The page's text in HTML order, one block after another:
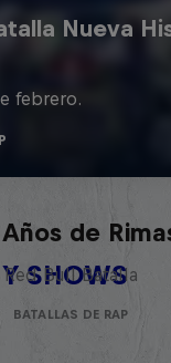
SHOWS
Nueva
de
Red Bull Batalla
BATALLAS DE RAP